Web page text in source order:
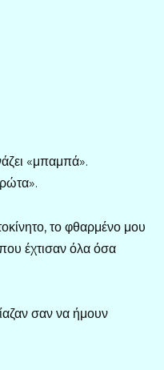
«μπαμπά».
το φθαρμένο μου
έχτισαν όλα όσα
σαν να ήμουν